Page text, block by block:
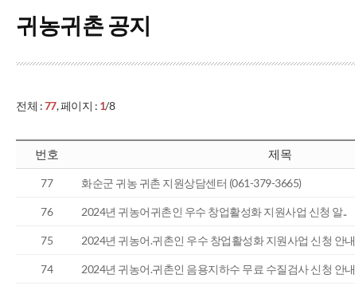
귀농귀촌 공지
전체 :77, 페이지 : 1/8
번호 제목
77 화순군 귀농 귀촌 지원상담센터 (061-379-3665)
76 2024년 귀농어귀촌인 우수 창업활성화 지원사업 신청 알..
75 2024년 귀농어.귀촌인 우수 창업활성화 지원사업 신청 안내
74 2024년 귀농어.귀촌인 음용지하수 무료 수질검사 신청 안내